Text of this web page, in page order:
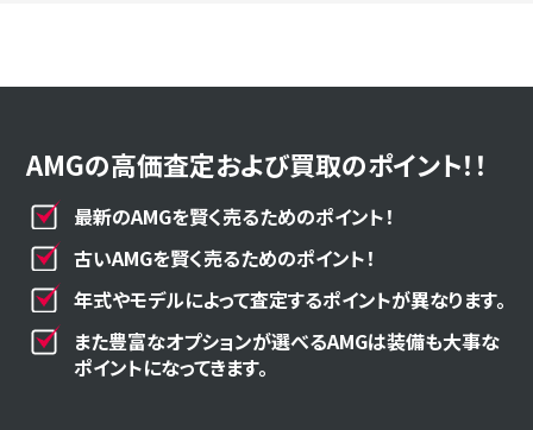
AMGの高価査定および買取のポイント！！
最新のAMGを賢く売るためのポイント！
古いAMGを賢く売るためのポイント！
年式やモデルによって査定するポイントが異なります。
また豊富なオプションが選べるAMGは装備も大事な
ポイントになってきます。